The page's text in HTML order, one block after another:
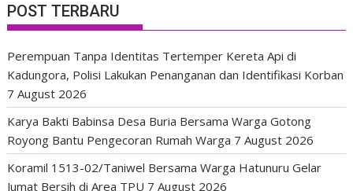
POST TERBARU
Perempuan Tanpa Identitas Tertemper Kereta Api di
Kadungora, Polisi Lakukan Penanganan dan Identifikasi Korban
7 August 2026
Karya Bakti Babinsa Desa Buria Bersama Warga Gotong
Royong Bantu Pengecoran Rumah Warga 7 August 2026
Koramil 1513-02/Taniwel Bersama Warga Hatunuru Gelar
Jumat Bersih di Area TPU 7 August 2026